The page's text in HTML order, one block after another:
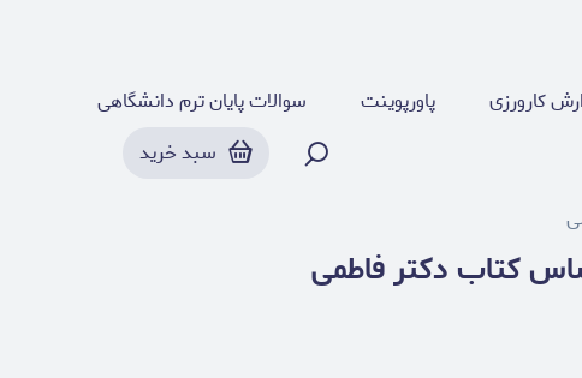
کارورزی پاورپوینت
سوالات پایان ترم دانشگاهی
سبد خرید
کتاب دکتر فاطمی